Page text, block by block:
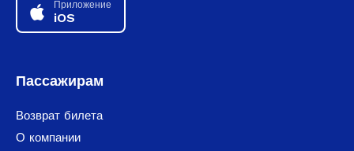
Приложение
iOS
Пассажирам
Возврат билета
О компании